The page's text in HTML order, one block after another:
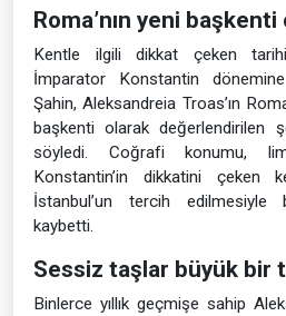
Roma’nın yeni
Kentle ilgili dikkat çeken
İmparator Konstantin
Şahin, Aleksandreia Troas’ın
başkenti olarak değerlendirilen
söyledi. Coğrafi konumu,
Konstantin’in dikkatini çeken
İstanbul’un tercih edilmesiyle
kaybetti.
Sessiz taşlar büyük bir
Binlerce yıllık geçmişe sahip